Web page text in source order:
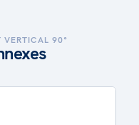
VERTICAL 90°